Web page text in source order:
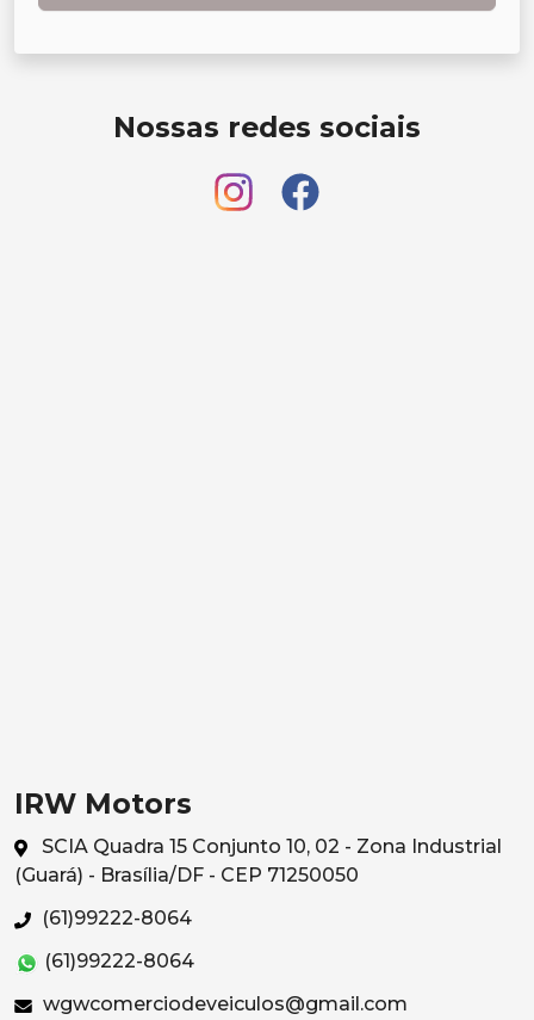
Nossas redes sociais
IRW Motors
SCIA Quadra 15 Conjunto 10, 02 - Zona Industrial
(Guará) - Brasília/DF - CEP 71250050
(61)99222-8064
(61)99222-8064
wgwcomerciodeveiculos@gmail.com